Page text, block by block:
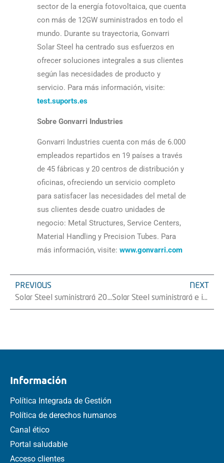
sector de la energí­a fotovoltaica, que cuenta
con más de 12GW suministrados en todo el
mundo. Durante su trayectoria, Gonvarri
Solar Steel ha centrado sus esfuerzos en
ofrecer soluciones integrales a sus clientes
según las necesidades de producto y
servicio. Para más información, visite:
test.suports.es
Sobre Gonvarri Industries
Gonvarri Industries cuenta con más de 6.000
empleados repartidos en 19 países a través
de 45 fábricas y 20 centros de distribución y
oficinas, ofreciendo un servicio completo
para satisfacer las necesidades del metal de
sus clientes desde cuatro unidades de
negocio: Metal Structures, Service Centers,
Material Handling y Precision Tubes. Para
más información, visite: www.gonvarri.com
PREVIOUS
Solar Steel suministrará 20MW de estructuras fijas RackSmarTÂ® para la mayor planta de autoconsumo en España
NEXT
Solar Steel suministrará e instalará 144MW de sus seguidores fotovoltaicos TracSmarTÂ® +1V en varias plantas de Naturgy ubicadas en AlmerÃ­a, Guadalajara y Badajoz
Información
Política Integrada de Gestión
Política de derechos humanos
Canal ético
Portal saludable
Acceso clientes